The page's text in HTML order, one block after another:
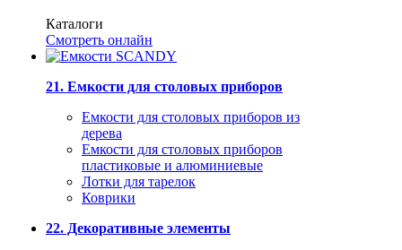
Каталоги
Смотреть онлайн
21. Емкости для столовых приборов
Емкости для столовых приборов из
дерева
Емкости для столовых приборов
пластиковые и алюминиевые
Лотки для тарелок
Коврики
22. Декоративные элементы